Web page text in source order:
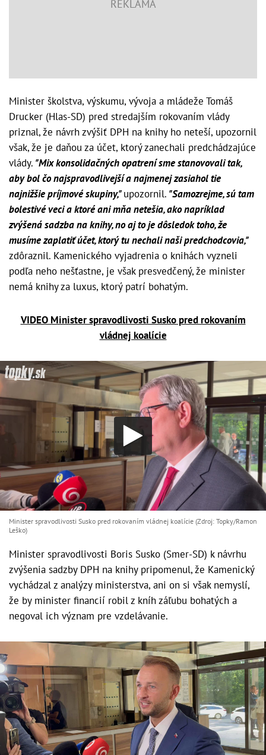
Minister školstva, výskumu, vývoja a mládeže Tomáš
Drucker (Hlas-SD) pred stredajším rokovaním vlády
priznal, že návrh zvýšiť DPH na knihy ho neteší, upozornil
však, že je daňou za účet, ktorý zanechali predchádzajúce
vlády. "Mix konsolidačných opatrení sme stanovovali tak,
aby bol čo najspravodlivejší a najmenej zasiahol tie
najnižšie príjmové skupiny,"upozornil. "Samozrejme, sú tam
bolestivé veci a ktoré ani mňa netešia, ako napríklad
zvýšená sadzba na knihy, no aj to je dôsledok toho, že
musíme zaplatiť účet, ktorý tu nechali naši predchodcovia,"
zdôraznil. Kamenického vyjadrenia o knihách vyzneli
podľa neho nešťastne, je však presvedčený, že minister
nemá knihy za luxus, ktorý patrí bohatým.
VIDEO Minister spravodlivosti Susko pred rokovaním
vládnej koalície
Minister spravodlivosti Susko pred rokovaním vládnej koalície (Zdroj: Topky/Ramon
Leško)
Minister spravodlivosti Boris Susko (Smer-SD) k návrhu
zvýšenia sadzby DPH na knihy pripomenul, že Kamenický
vychádzal z analýzy ministerstva, ani on si však nemyslí,
že by minister financií robil z kníh záľubu bohatých a
negoval ich význam pre vzdelávanie.